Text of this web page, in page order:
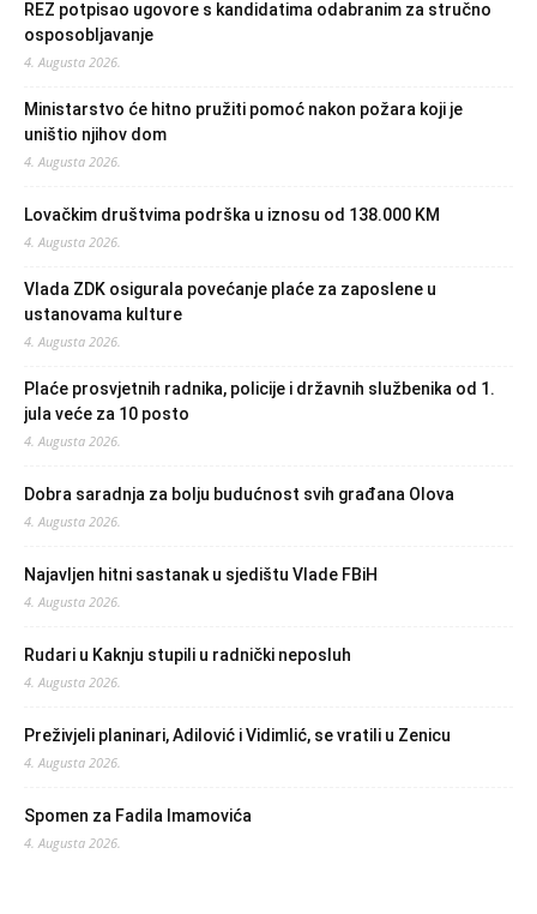
REZ potpisao ugovore s kandidatima odabranim za stručno
osposobljavanje
4. Augusta 2026.
Ministarstvo će hitno pružiti pomoć nakon požara koji je
uništio njihov dom
4. Augusta 2026.
Lovačkim društvima podrška u iznosu od 138.000 KM
4. Augusta 2026.
Vlada ZDK osigurala povećanje plaće za zaposlene u
ustanovama kulture
4. Augusta 2026.
Plaće prosvjetnih radnika, policije i državnih službenika od 1.
jula veće za 10 posto
4. Augusta 2026.
Dobra saradnja za bolju budućnost svih građana Olova
4. Augusta 2026.
Najavljen hitni sastanak u sjedištu Vlade FBiH
4. Augusta 2026.
Rudari u Kaknju stupili u radnički neposluh
4. Augusta 2026.
Preživjeli planinari, Adilović i Vidimlić, se vratili u Zenicu
4. Augusta 2026.
Spomen za Fadila Imamovića
4. Augusta 2026.